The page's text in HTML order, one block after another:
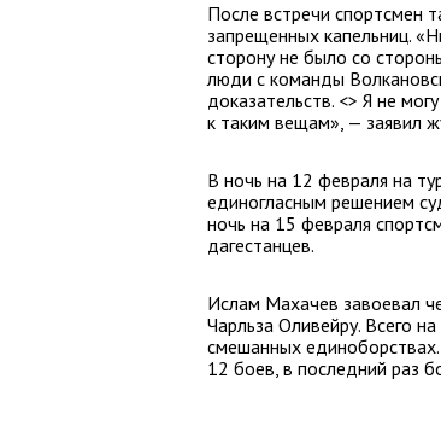
После встречи спортсмен
запрещенных капельниц.
сторону не было со
люди с команды
доказательств. <> Я не
к таким вещам», — заявил
В ночь на 12 февраля на
единогласным решением
ночь на 15 февраля
дагестанцев.
Ислам Махачев завоевал
Чарльза Оливейру. Всего
смешанных
12 боев, в последний раз